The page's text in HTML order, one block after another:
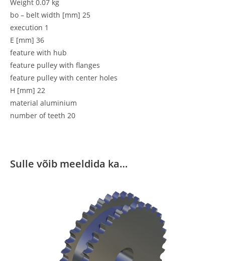
Weight 0.07 kg
bo – belt width [mm] 25
execution 1
E [mm] 36
feature with hub
feature pulley with flanges
feature pulley with center holes
H [mm] 22
material aluminium
number of teeth 20
Sulle võib meeldida ka…